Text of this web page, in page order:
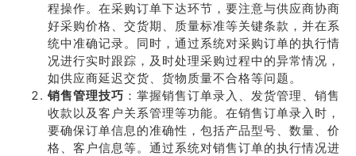
程操作。在采购订单下达环节，要注意与供应商协商
好采购价格、交货期、质量标准等关键条款，并在系
统中准确记录。同时，通过系统对采购订单的执行情
况进行实时跟踪，及时处理采购过程中的异常情况，
如供应商延迟交货、货物质量不合格等问题。
销售管理技巧 ：掌握销售订单录入、发货管理、销售
收款以及客户关系管理等功能。在销售订单录入时，
要确保订单信息的准确性，包括产品型号、数量、价
格、客户信息等。通过系统对销售订单的执行情况进